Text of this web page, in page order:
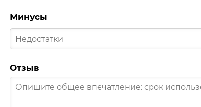
Минусы
Отзыв